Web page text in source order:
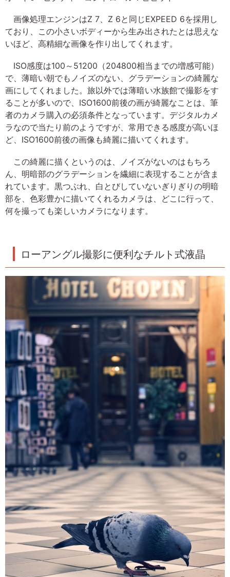
画像処理エンジンはZ 7、Z 6と同じEXPEED 6を採用し
ており、この小さいボディーから生み出されたとは思えな
いほど、高精細な画像を作り出してくれます。
ISO感度は100～51200（204800相当までの増感可能）
で、薄暗い朝でもノイズのない、グラデーションの綺麗な
画にしてくれました。旅以外では薄暗い水族館で撮影をす
ることが多いので、ISO1600前後の画が綺麗なことは、筆
者のカメラ購入の必須条件となっています。デジタルカメ
ラなので当たり前のようですが、常用できる感度が高いほ
ど、ISO1600前後の画像も綺麗に描いてくれます。
この綺麗に描くというのは、ノイズがないのはもちろ
ん、明暗部のグラデーションを繊細に表現することが含ま
れています。黒つぶれ、白とびしていないぎりぎりの明暗
部を、色彩豊かに描いてくれるカメラは、どこに行って、
何を撮っても楽しいカメラになります。
ローアングル撮影に便利なチルト式液晶